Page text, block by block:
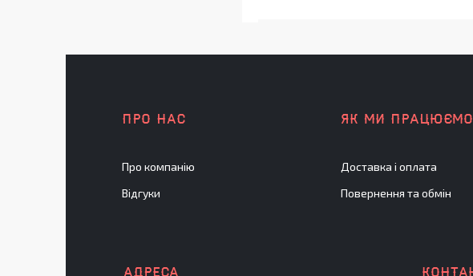
ПРО НАС
Про компанію
Відгуки
ЯК МИ ПРАЦЮЄМО
Доставка і оплата
Повернення та обмін